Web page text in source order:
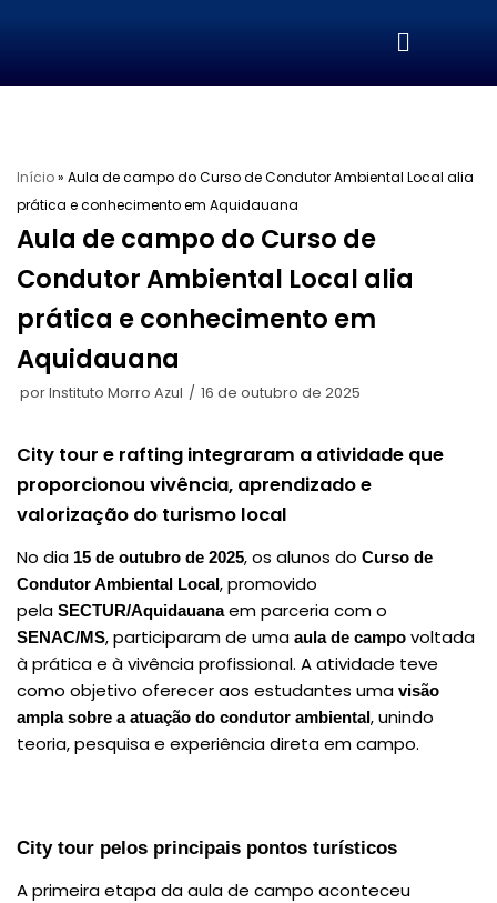
para
Início» Aula de campo do Curso de Condutor Ambiental Local alia
prática e conhecimento em Aquidauana
Aula de campo do Curso de
Condutor Ambiental Local alia
prática e conhecimento em
Aquidauana
porInstituto Morro Azul 16 de outubro de 2025
City tour e rafting integraram a atividade que
proporcionou vivência, aprendizado e
valorização do turismo local
No dia 15 de outubro de 2025, os alunos do Curso de
Condutor Ambiental Local, promovido
pela SECTUR/Aquidauanaem parceria com o
SENAC/MS, participaram de uma aula de campo voltada
à prática e à vivência profissional. A atividade teve
como objetivo oferecer aos estudantes uma visão
ampla sobre a atuação do condutor ambiental, unindo
teoria, pesquisa e experiência direta em campo.
City tour pelos principais pontos turísticos
A primeira etapa da aula de campo aconteceu